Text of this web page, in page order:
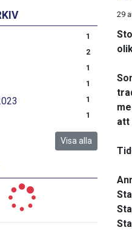
1
2
1
1
1
1
Visa alla
29
att